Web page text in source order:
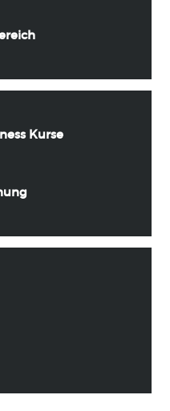
Kurse